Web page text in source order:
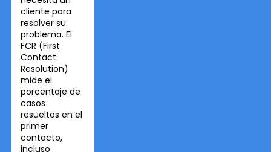
cliente para
resolver su
problema. El
FCR (First
Contact
Resolution)
mide el
porcentaje de
casos
resueltos en el
primer
contacto,
incluso